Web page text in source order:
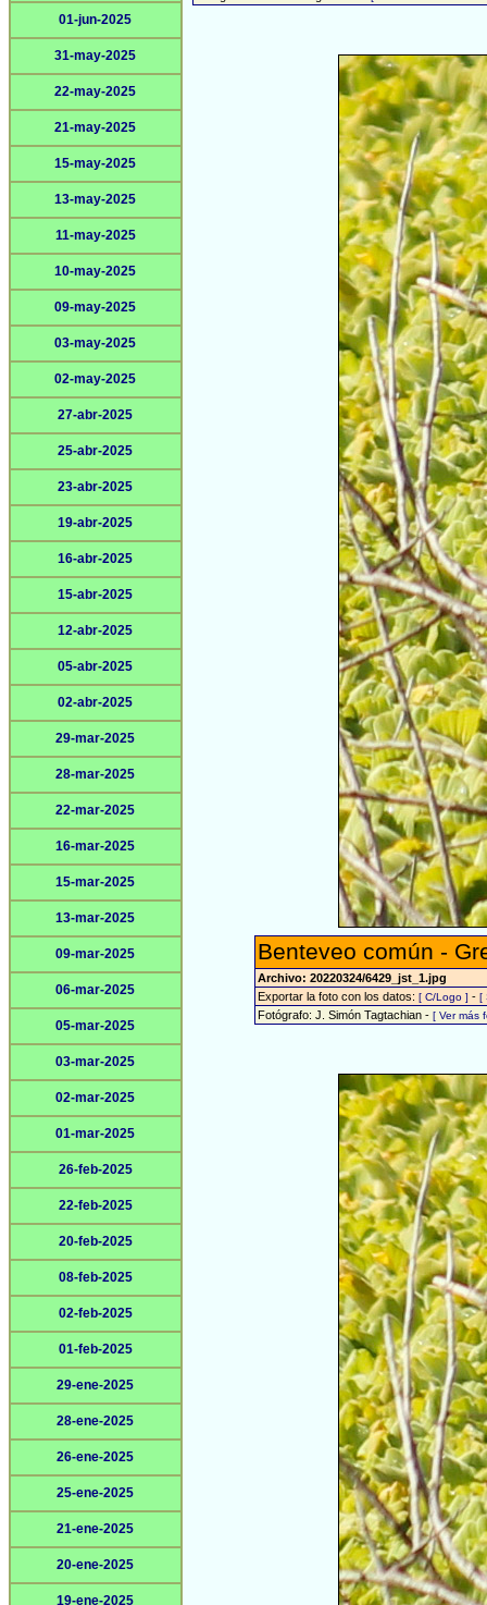
01-jun-2025
31-may-2025
22-may-2025
21-may-2025
15-may-2025
13-may-2025
11-may-2025
10-may-2025
09-may-2025
03-may-2025
02-may-2025
27-abr-2025
25-abr-2025
23-abr-2025
19-abr-2025
16-abr-2025
15-abr-2025
12-abr-2025
05-abr-2025
02-abr-2025
29-mar-2025
28-mar-2025
22-mar-2025
16-mar-2025
15-mar-2025
13-mar-2025
09-mar-2025
06-mar-2025
05-mar-2025
03-mar-2025
02-mar-2025
01-mar-2025
26-feb-2025
22-feb-2025
20-feb-2025
08-feb-2025
02-feb-2025
01-feb-2025
29-ene-2025
28-ene-2025
26-ene-2025
25-ene-2025
21-ene-2025
20-ene-2025
19-ene-2025
Benteveo común -
Archivo: 20220324/6429_jst_1.jpg
Exportar la foto con los datos: [ C/Logo ] - [
Fotógrafo: J. Simón Tagtachian - [ Ver más